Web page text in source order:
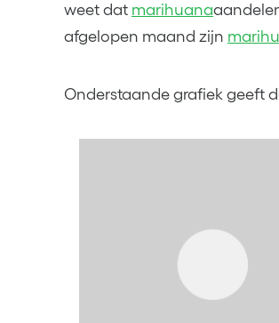
weet dat marihuana
afgelopen maand zijn
Onderstaande grafiek geeft